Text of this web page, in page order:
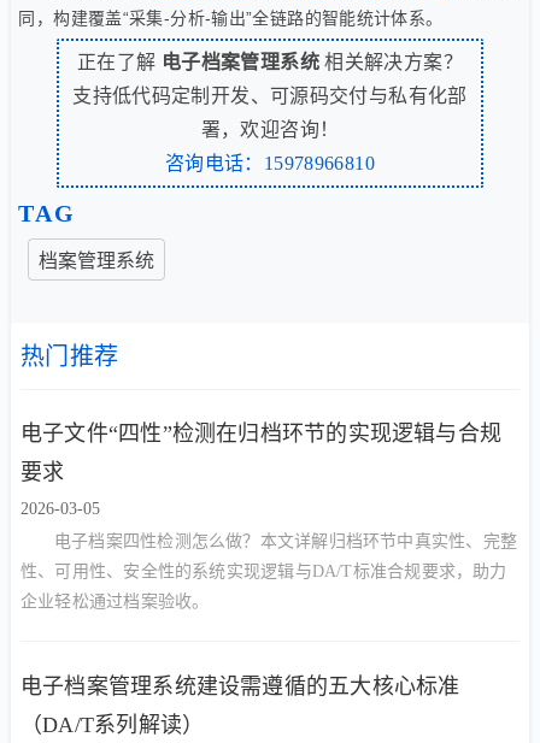
同，构建覆盖“采集-分析-输出”全链路的智能统计体系。
正在了解 电子档案管理系统相关解决方案？
支持低代码定制开发、可源码交付与私有化部
署，欢迎咨询！
咨询电话：15978966810
TAG
档案管理系统
热门推荐
电子文件“四性”检测在归档环节的实现逻辑与合规
要求
2026-03-05
电子档案四性检测怎么做？本文详解归档环节中真实性、完整
性、可用性、安全性的系统实现逻辑与DA/T标准合规要求，助力
企业轻松通过档案验收。
电子档案管理系统建设需遵循的五大核心标准
（DA/T系列解读）